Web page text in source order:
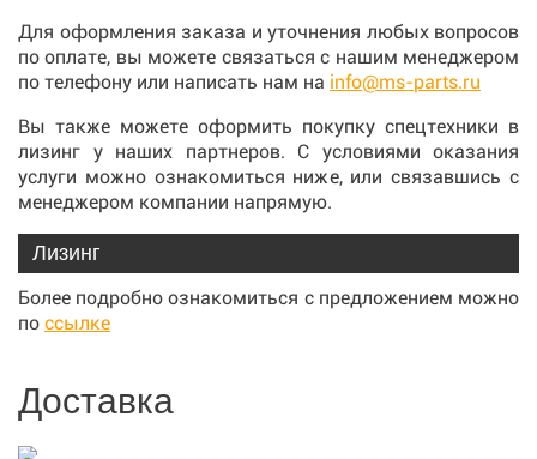
Для оформления заказа и уточнения любых вопросов
по оплате, вы можете связаться с нашим менеджером
по телефону или написать нам на info@ms-parts.ru
Вы также можете оформить покупку спецтехники в
лизинг у наших партнеров. С условиями оказания
услуги можно ознакомиться ниже, или связавшись с
менеджером компании напрямую.
Лизинг
Более подробно ознакомиться с предложением можно
по ссылке
Доставка